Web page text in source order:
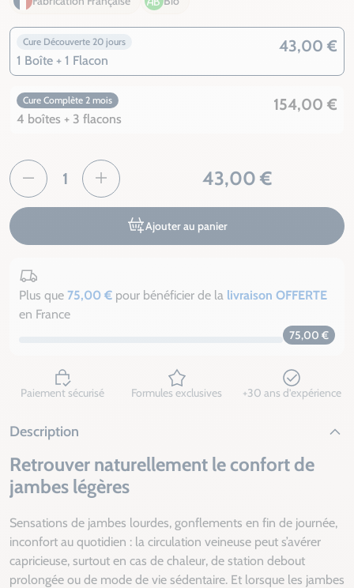
Cure Découverte 20 jours
1 Boîte + 1 Flacon
43,00 €
Cure Complète 2 mois
4 boîtes + 3 flacons
154,00 €
43,00 €
Ajouter au panier
Plus que 75,00 € pour bénéficier de la livraison OFFERTE
en France
75,00 €
Paiement sécurisé Formules exclusives +30 ans d’expérience
Description
Retrouver naturellement le confort de
jambes légères
Sensations de jambes lourdes, gonflements en fin de journée,
inconfort au quotidien : la circulation veineuse peut s’avérer
capricieuse, surtout en cas de chaleur, de station debout
prolongée ou de mode de vie sédentaire. Et lorsque les jambes